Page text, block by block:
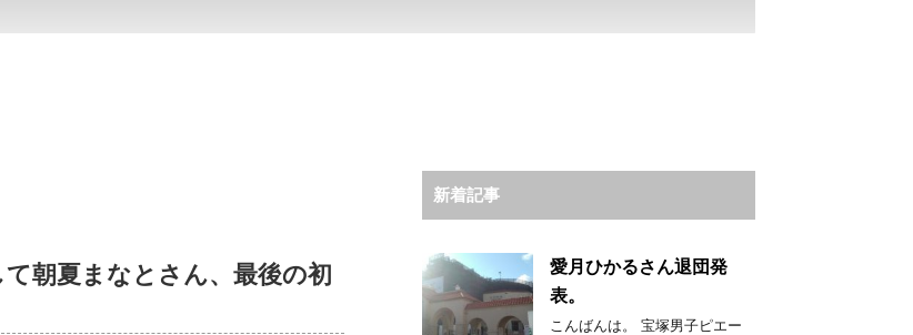
て朝夏まなとさん、最後の初
新着記事
愛月ひかるさん退団発
表。
こんばんは。 宝塚男子ピエー